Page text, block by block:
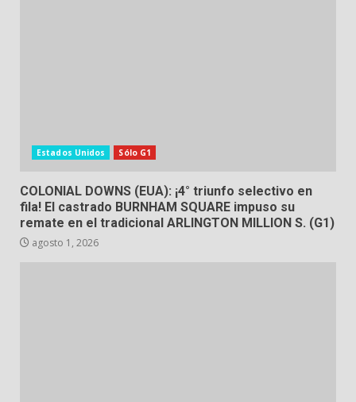
Estados Unidos Sólo G1
COLONIAL DOWNS (EUA): ¡4° triunfo selectivo en
fila! El castrado BURNHAM SQUARE impuso su
remate en el tradicional ARLINGTON MILLION S. (G1)
agosto 1, 2026